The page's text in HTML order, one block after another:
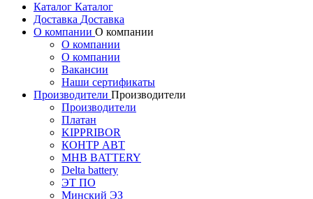
Каталог Каталог
Доставка Доставка
О компании О компании
О компании
О компании
Вакансии
Наши сертификаты
Производители Производители
Производители
Платан
KIPPRIBOR
КОНТР АВТ
MHB BATTERY
Delta battery
ЭT ПО
Минский ЭЗ